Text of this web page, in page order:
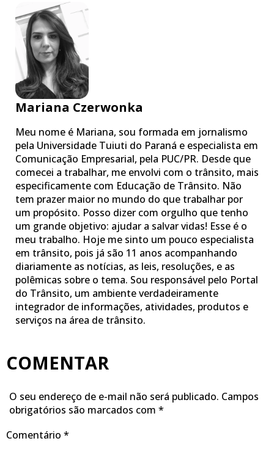
Mariana Czerwonka
Meu nome é Mariana, sou formada em jornalismo
pela Universidade Tuiuti do Paraná e especialista em
Comunicação Empresarial, pela PUC/PR. Desde que
comecei a trabalhar, me envolvi com o trânsito, mais
especificamente com Educação de Trânsito. Não
tem prazer maior no mundo do que trabalhar por
um propósito. Posso dizer com orgulho que tenho
um grande objetivo: ajudar a salvar vidas! Esse é o
meu trabalho. Hoje me sinto um pouco especialista
em trânsito, pois já são 11 anos acompanhando
diariamente as notícias, as leis, resoluções, e as
polêmicas sobre o tema. Sou responsável pelo Portal
do Trânsito, um ambiente verdadeiramente
integrador de informações, atividades, produtos e
serviços na área de trânsito.
COMENTAR
O seu endereço de e-mail não será publicado. Campos
obrigatórios são marcados com *
Comentário *